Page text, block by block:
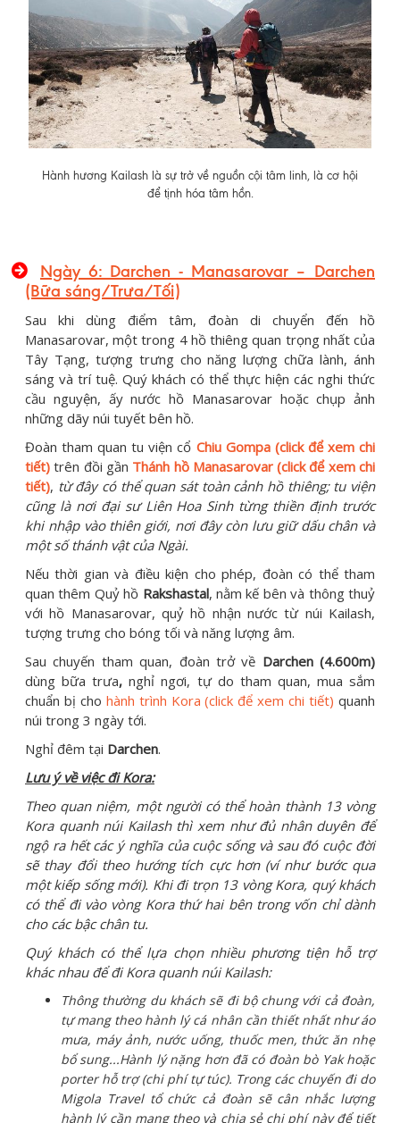
Hành hương Kailash là sự trở về nguồn cội tâm linh, là cơ hội
để tịnh hóa tâm hồn.
Ngày 6: Darchen - Manasarovar – Darchen
(Bữa sáng/Trưa/Tối)
Sau khi dùng điểm tâm, đoàn di chuyển đến hồ
Manasarovar, một trong 4 hồ thiêng quan trọng nhất của
Tây Tạng, tượng trưng cho năng lượng chữa lành, ánh
sáng và trí tuệ. Quý khách có thể thực hiện các nghi thức
cầu nguyện, ấy nước hồ Manasarovar hoặc chụp ảnh
những dãy núi tuyết bên hồ.
Đoàn tham quan tu viện cổ Chiu Gompa (click để xem chi
tiết)trên đồi gần Thánh hồ Manasarovar (click để xem chi
tiết), từ đây có thể quan sát toàn cảnh hồ thiêng; tu viện
cũng là nơi đại sư Liên Hoa Sinh từng thiền định trước
khi nhập vào thiên giới, nơi đây còn lưu giữ dấu chân và
một số thánh vật của Ngài.
Nếu thời gian và điều kiện cho phép, đoàn có thể tham
quan thêm Quỷ hồ Rakshastal, nằm kế bên và thông thuỷ
với hồ Manasarovar, quỷ hồ nhận nước từ núi Kailash,
tượng trưng cho bóng tối và năng lượng âm.
Sau chuyến tham quan, đoàn trở về Darchen (4.600m)
dùng bữa trưa,nghỉ ngơi, tự do tham quan, mua sắm
chuẩn bị cho hành trình Kora (click để xem chi tiết) quanh
núi trong 3 ngày tới.
Nghỉ đêm tại Darchen.
Lưu ý về việc đi Kora:
Theo quan niệm, một người có thể hoàn thành 13 vòng
Kora quanh núi Kailash thì xem như đủ nhân duyên để
ngộ ra hết các ý nghĩa của cuộc sống và sau đó cuộc đời
sẽ thay đổi theo hướng tích cực hơn (ví như bước qua
một kiếp sống mới). Khi đi trọn 13 vòng Kora, quý khách
có thể đi vào vòng Kora thứ hai bên trong vốn chỉ dành
cho các bậc chân tu.
Quý khách có thể lựa chọn nhiều phương tiện hỗ trợ
khác nhau để đi Kora quanh núi Kailash:
Thông thường du khách sẽ đi bộ chung với cả đoàn,
tự mang theo hành lý cá nhân cần thiết nhất như áo
mưa, máy ảnh, nước uống, thuốc men, thức ăn nhẹ
bổ sung...Hành lý nặng hơn đã có đoàn bò Yak hoặc
porter hỗ trợ (chi phí tự túc). Trong các chuyến đi do
Migola Travel tổ chức cả đoàn sẽ cân nhắc lượng
hành lý cần mang theo và chia sẻ chi phí này để tiết